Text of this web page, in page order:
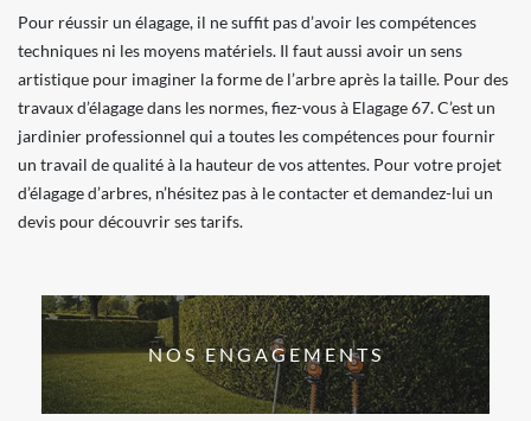
Pour réussir un élagage, il ne suffit pas d’avoir les compétences
techniques ni les moyens matériels. Il faut aussi avoir un sens
artistique pour imaginer la forme de l’arbre après la taille. Pour des
travaux d’élagage dans les normes, fiez-vous à Elagage 67. C’est un
jardinier professionnel qui a toutes les compétences pour fournir
un travail de qualité à la hauteur de vos attentes. Pour votre projet
d’élagage d’arbres, n’hésitez pas à le contacter et demandez-lui un
devis pour découvrir ses tarifs.
NOS ENGAGEMENTS